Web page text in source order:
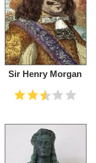
Sir Henry Morgan